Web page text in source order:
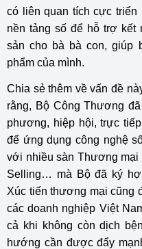
có liên quan tích cực
nền tảng số để hỗ trợ kết
sản cho bà bà con, giúp
phẩm của mình.
Chia sẻ thêm về vấn đề
rằng, Bộ Công Thương
phương, hiệp hội, trực
để ứng dụng công nghệ
với nhiều sàn Thương mại
Selling… mà Bộ đã ký
Xúc tiến thương mại cũng
các doanh nghiệp Việt
cả khi không còn dịch
hướng cần được đẩy